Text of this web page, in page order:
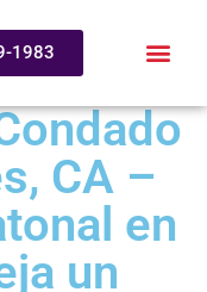
1983
CA –
en
un